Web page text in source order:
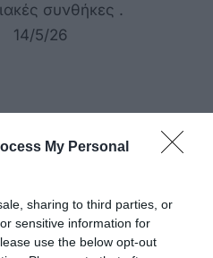
My Personal
sharing to third parties, or
sensitive information for
use the below opt-out
συνθήκες .